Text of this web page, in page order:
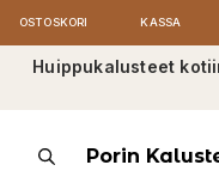
OSTOSKORI KASSA
Huippukalusteet
ProductsPorin